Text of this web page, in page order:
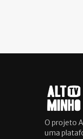
O projeto
uma